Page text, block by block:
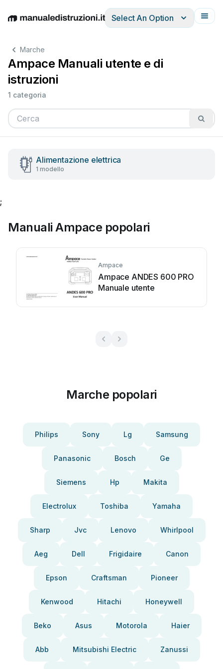
EnglishDeutschEspañolItalianoFrançais
Select An Option
Marche
Ampace Manuali utente e di
istruzioni
1 categoria
Alimentazione elettrica
1 modello
;
Manuali Ampace popolari
Ampace
Ampace ANDES 600 PRO
Manuale utente
Marche popolari
Philips Sony Lg Samsung
Panasonic Bosch Ge
Siemens Hp Makita
Electrolux Toshiba Yamaha
Sharp Jvc Lenovo Whirlpool
Aeg Dell Frigidaire Canon
Epson Craftsman Pioneer
Kenwood Hitachi Honeywell
Beko Asus Motorola Haier
Abb Mitsubishi Electric Zanussi